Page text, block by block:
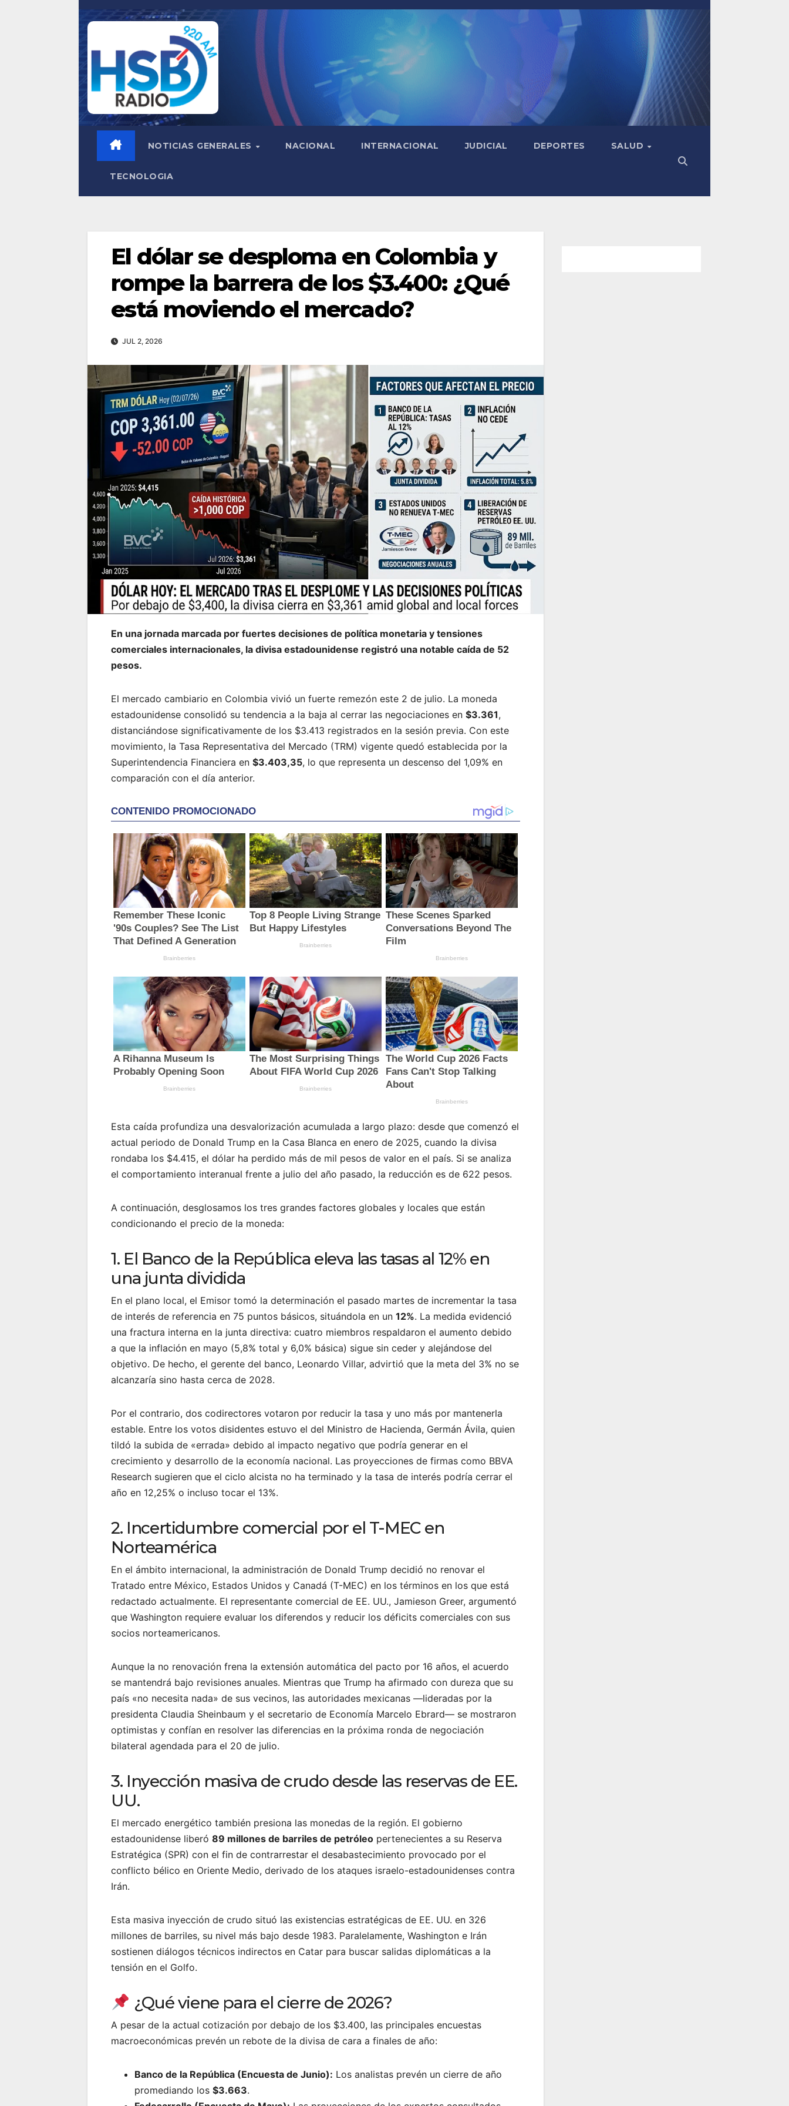
Saltar
NOTICIAS GENERALES NACIONAL INTERNACIONAL JUDICIAL DEPORTES SALUD
TECNOLOGIA
El dólar se desploma en Colombia y
rompe la barrera de los $3.400: ¿Qué
está moviendo el mercado?
JUL 2, 2026
En una jornada marcada por fuertes decisiones de política monetaria y tensiones
comerciales internacionales, la divisa estadounidense registró una notable caída de 52
pesos.
El mercado cambiario en Colombia vivió un fuerte remezón este 2 de julio. La moneda
estadounidense consolidó su tendencia a la baja al cerrar las negociaciones en$3.361,
distanciándose significativamente de los $3.413 registrados en la sesión previa. Con este
movimiento, la Tasa Representativa del Mercado (TRM) vigente quedó establecida por la
Superintendencia Financiera en$3.403,35, lo que representa un descenso del 1,09% en
comparación con el día anterior.
Esta caída profundiza una desvalorización acumulada a largo plazo: desde que comenzó el
actual periodo de Donald Trump en la Casa Blanca en enero de 2025, cuando la divisa
rondaba los $4.415, el dólar ha perdido más de mil pesos de valor en el país. Si se analiza
el comportamiento interanual frente a julio del año pasado, la reducción es de 622 pesos.
A continuación, desglosamos los tres grandes factores globales y locales que están
condicionando el precio de la moneda:
1. El Banco de la República eleva las tasas al 12% en
una junta dividida
En el plano local, el Emisor tomó la determinación el pasado martes de incrementar la tasa
de interés de referencia en 75 puntos básicos, situándola en un12%. La medida evidenció
una fractura interna en la junta directiva: cuatro miembros respaldaron el aumento debido
a que la inflación en mayo (5,8% total y 6,0% básica) sigue sin ceder y alejándose del
objetivo. De hecho, el gerente del banco, Leonardo Villar, advirtió que la meta del 3% no se
alcanzaría sino hasta cerca de 2028.
Por el contrario, dos codirectores votaron por reducir la tasa y uno más por mantenerla
estable. Entre los votos disidentes estuvo el del Ministro de Hacienda, Germán Ávila, quien
tildó la subida de «errada» debido al impacto negativo que podría generar en el
crecimiento y desarrollo de la economía nacional. Las proyecciones de firmas como BBVA
Research sugieren que el ciclo alcista no ha terminado y la tasa de interés podría cerrar el
año en 12,25% o incluso tocar el 13%.
2. Incertidumbre comercial por el T-MEC en
Norteamérica
En el ámbito internacional, la administración de Donald Trump decidió no renovar el
Tratado entre México, Estados Unidos y Canadá (T-MEC) en los términos en los que está
redactado actualmente. El representante comercial de EE. UU., Jamieson Greer, argumentó
que Washington requiere evaluar los diferendos y reducir los déficits comerciales con sus
socios norteamericanos.
Aunque la no renovación frena la extensión automática del pacto por 16 años, el acuerdo
se mantendrá bajo revisiones anuales. Mientras que Trump ha afirmado con dureza que su
país «no necesita nada» de sus vecinos, las autoridades mexicanas —lideradas por la
presidenta Claudia Sheinbaum y el secretario de Economía Marcelo Ebrard— se mostraron
optimistas y confían en resolver las diferencias en la próxima ronda de negociación
bilateral agendada para el 20 de julio.
3. Inyección masiva de crudo desde las reservas de EE.
UU.
El mercado energético también presiona las monedas de la región. El gobierno
estadounidense liberó89 millones de barriles de petróleo pertenecientes a su Reserva
Estratégica (SPR) con el fin de contrarrestar el desabastecimiento provocado por el
conflicto bélico en Oriente Medio, derivado de los ataques israelo-estadounidenses contra
Irán.
Esta masiva inyección de crudo situó las existencias estratégicas de EE. UU. en 326
millones de barriles, su nivel más bajo desde 1983. Paralelamente, Washington e Irán
sostienen diálogos técnicos indirectos en Catar para buscar salidas diplomáticas a la
tensión en el Golfo.
¿Qué viene para el cierre de 2026?
A pesar de la actual cotización por debajo de los $3.400, las principales encuestas
macroeconómicas prevén un rebote de la divisa de cara a finales de año:
Banco de la República (Encuesta de Junio): Los analistas prevén un cierre de año
promediando los$3.663.